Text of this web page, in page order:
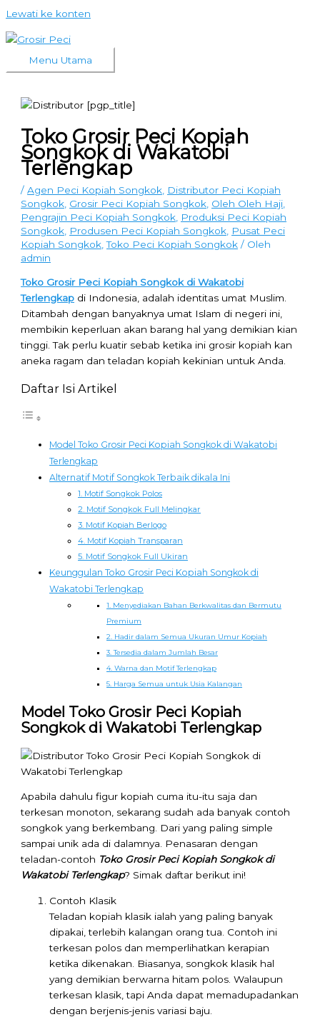
Lewati ke konten
Menu Utama
Toko Grosir Peci Kopiah
Songkok di Wakatobi
Terlengkap
/Agen Peci Kopiah Songkok Distributor Peci Kopiah
Songkok Grosir Peci Kopiah Songkok Oleh Oleh Haji
Pengrajin Peci Kopiah Songkok Produksi Peci Kopiah
Songkok Produsen Peci Kopiah Songkok Pusat Peci
Kopiah Songkok ,Toko Peci Kopiah Songkok / Oleh
admin
Toko Grosir Peci Kopiah Songkok di Wakatobi
Terlengkap di Indonesia, adalah identitas umat Muslim.
Ditambah dengan banyaknya umat Islam di negeri ini,
membikin keperluan akan barang hal yang demikian kian
tinggi. Tak perlu kuatir sebab ketika ini grosir kopiah kan
aneka ragam dan teladan kopiah kekinian untuk Anda.
Daftar Isi Artikel
Model Toko Grosir Peci Kopiah Songkok di Wakatobi
Terlengkap
Alternatif Motif Songkok Terbaik dikala Ini
1. Motif Songkok Polos
2. Motif Songkok Full Melingkar
3. Motif Kopiah Berlogo
4. Motif Kopiah Transparan
5. Motif Songkok Full Ukiran
Keunggulan Toko Grosir Peci Kopiah Songkok di
Wakatobi Terlengkap
1. Menyediakan Bahan Berkwalitas dan Bermutu
Premium
2. Hadir dalam Semua Ukuran Umur Kopiah
3. Tersedia dalam Jumlah Besar
4. Warna dan Motif Terlengkap
5. Harga Semua untuk Usia Kalangan
Model Toko Grosir Peci Kopiah
Songkok di Wakatobi Terlengkap
Apabila dahulu figur kopiah cuma itu-itu saja dan
terkesan monoton, sekarang sudah ada banyak contoh
songkok yang berkembang. Dari yang paling simple
sampai unik ada di dalamnya. Penasaran dengan
teladan-contoh Toko Grosir Peci Kopiah Songkok di
Wakatobi Terlengkap? Simak daftar berikut ini!
Contoh Klasik
Teladan kopiah klasik ialah yang paling banyak
dipakai, terlebih kalangan orang tua. Contoh ini
terkesan polos dan memperlihatkan kerapian
ketika dikenakan. Biasanya, songkok klasik hal
yang demikian berwarna hitam polos. Walaupun
terkesan klasik, tapi Anda dapat memadupadankan
dengan berjenis-jenis variasi baju.